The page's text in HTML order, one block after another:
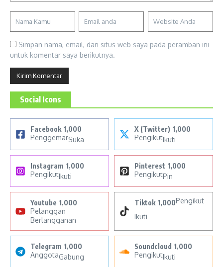
Simpan nama, email, dan situs web saya pada peramban ini
untuk komentar saya berikutnya.
Social Icons
Facebook 1,000
PenggemarSuka
X (Twitter) 1,000
PengikutIkuti
Instagram 1,000
PengikutIkuti
Pinterest 1,000
PengikutPin
Youtube 1,000
Pelanggan
Berlangganan
Tiktok 1,000Pengikut
Ikuti
Telegram 1,000
AnggotaGabung
Soundcloud 1,000
PengikutIkuti